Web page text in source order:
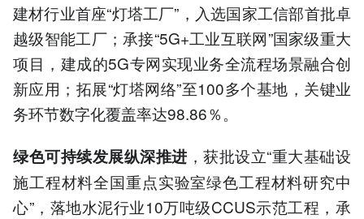
建材行业首座“灯塔工厂”，入选国家工信部首批卓
越级智能工厂；承接“5G+工业互联网”国家级重大
项目，建成的5G专网实现业务全流程场景融合创
新应用；拓展“灯塔网络”至100多个基地，关键业
务环节数字化覆盖率达98.86％。
绿色可持续发展纵深推进 ，获批设立“重大基础设
施工程材料全国重点实验室绿色工程材料研究中
心”，落地水泥行业10万吨级CCUS示范工程，承